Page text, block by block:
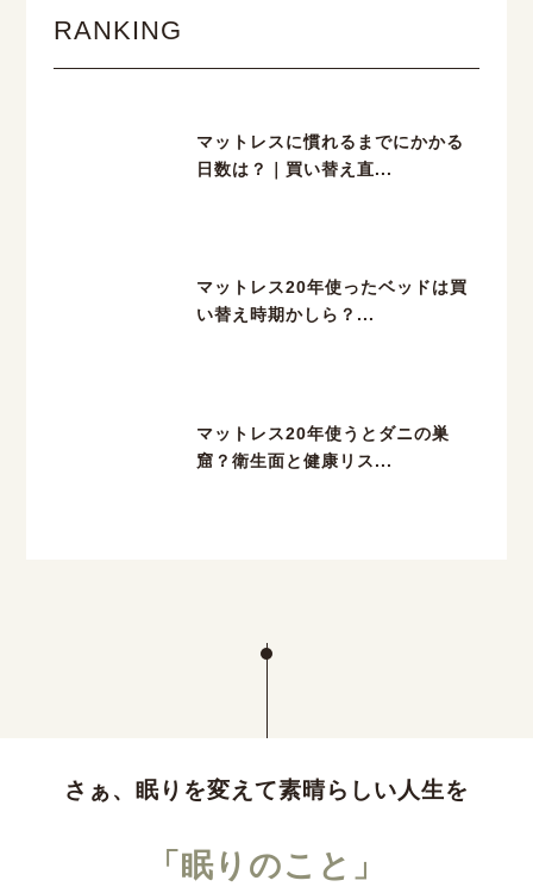
RANKING
マットレスに慣れるまでにかかる
日数は？｜買い替え直...
マットレス20年使ったベッドは買
い替え時期かしら？...
マットレス20年使うとダニの巣
窟？衛生面と健康リス...
さぁ、眠りを変えて素晴らしい人生を
「眠りのこと」